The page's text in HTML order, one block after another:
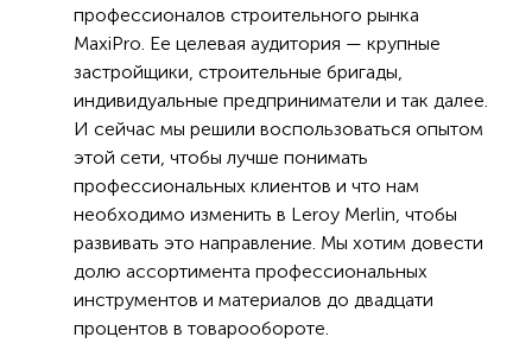
профессионалов строительного рынка
MaxiPro. Ее целевая аудитория — крупные
застройщики, строительные бригады,
индивидуальные предприниматели и так далее.
И сейчас мы решили воспользоваться опытом
этой сети, чтобы лучше понимать
профессиональных клиентов и что нам
необходимо изменить в Leroy Merlin, чтобы
развивать это направление. Мы хотим довести
долю ассортимента профессиональных
инструментов и материалов до двадцати
процентов в товарообороте.